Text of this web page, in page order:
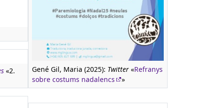
«2. Gené Gil, Maria (2025): Twitter «Refranys
sobre costums nadalencs
»